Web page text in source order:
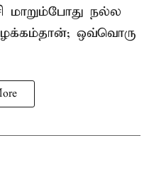
நல்ல
ஒவ்வொரு